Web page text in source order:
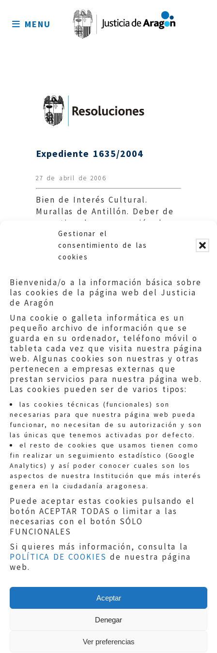
Gestionar el
consentimiento de las
cookies
Bienvenida/o a la información básica sobre
las cookies de la página web del Justicia
de Aragón
Una cookie o galleta informática es un
pequeño archivo de información que se
guarda en su ordenador, teléfono móvil o
tableta cada vez que visita nuestra página
web. Algunas cookies son nuestras y otras
pertenecen a empresas externas que
prestan servicios para nuestra página web.
Las cookies pueden ser de varios tipos:
las cookies técnicas (funcionales) son
necesarias para que nuestra página web pueda
funcionar, no necesitan de su autorización y son
las únicas que tenemos activadas por defecto.
el resto de cookies que usamos tienen como
fin realizar un seguimiento estadístico (Google
Analytics) y así poder conocer cuales son los
aspectos de nuestra Institución que más interés
genera en la ciudadanía aragonesa.
Puede aceptar estas cookies pulsando el
botón ACEPTAR TODAS o limitar a las
necesarias con el botón SÓLO
FUNCIONALES
Si quieres más información, consulta la
POLÍTICA DE COOKIES de nuestra página
web.
Aceptar
Denegar
Ver preferencias
sitio
MENU
Expediente 1635/2004
27 de abril de 2006
Bien de Interés Cultural.
Murallas de Antillón. Deber de
garantizar la conservación de
los BIC. DGA y Ayuntamiento.
Quejas:quejas@eljusticiadearagon.es
Información general:
informacion@eljusticiadearagon.es
Teléfonos:900 210 210/
Aviso legal|Política de privacidad|
Protección de Datos
Política de cookies
Copyright © 2019El Justicia de Aragón|
Sephor Consulting